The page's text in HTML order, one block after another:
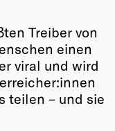
Treiber von
einen
viral und wird
teilen – und sie